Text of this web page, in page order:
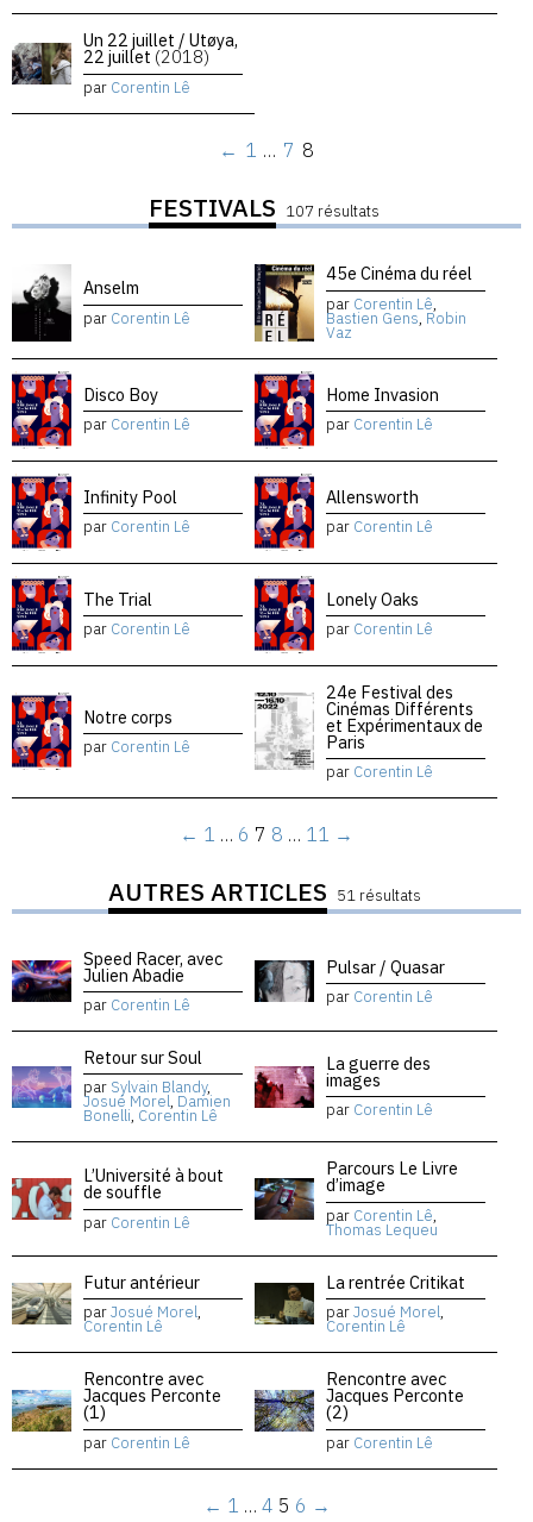
Un 22 juillet / Utøya,
22 juillet (2018)
par Corentin Lê
← 1 … 7 8
FESTIVALS 107 résultats
Anselm
par Corentin Lê
45e Cinéma du réel
par Corentin Lê,
Bastien Gens, Robin
Vaz
Disco Boy
par Corentin Lê
Home Invasion
par Corentin Lê
Infinity Pool
par Corentin Lê
Allensworth
par Corentin Lê
The Trial
par Corentin Lê
Lonely Oaks
par Corentin Lê
Notre corps
par Corentin Lê
24e Festival des
Cinémas Différents
et Expérimentaux de
Paris
par Corentin Lê
← 1 … 6 7 8 … 11 →
AUTRES ARTICLES 51 résultats
Speed Racer, avec
Julien Abadie
par Corentin Lê
Pulsar / Quasar
par Corentin Lê
Retour sur Soul
par Sylvain Blandy,
Josué Morel, Damien
Bonelli, Corentin Lê
La guerre des
images
par Corentin Lê
L’Université à bout
de souffle
par Corentin Lê
Parcours Le Livre
d’image
par Corentin Lê,
Thomas Lequeu
Futur antérieur
parJosué Morel,
Corentin Lê
La rentrée Critikat
parJosué Morel,
Corentin Lê
Rencontre avec
Jacques Perconte
(1)
par Corentin Lê
Rencontre avec
Jacques Perconte
(2)
par Corentin Lê
← 1 … 4 5 6 →